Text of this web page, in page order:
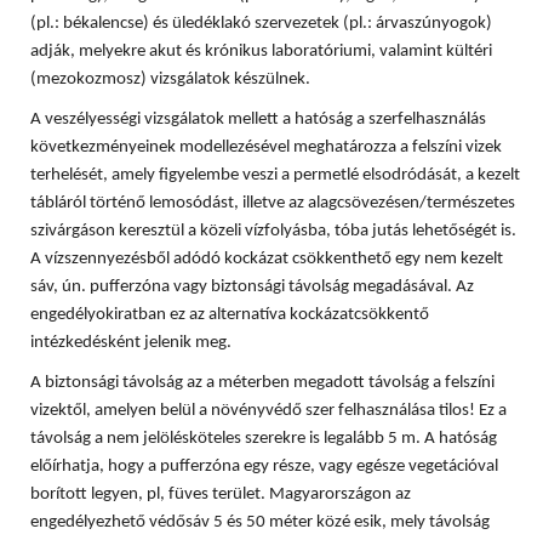
(pl.: békalencse) és üledéklakó szervezetek (pl.: árvaszúnyogok)
adják, melyekre akut és krónikus laboratóriumi, valamint kültéri
(mezokozmosz) vizsgálatok készülnek.
A veszélyességi vizsgálatok mellett a hatóság a szerfelhasználás
következményeinek modellezésével meghatározza a felszíni vizek
terhelését, amely figyelembe veszi a permetlé elsodródását, a kezelt
tábláról történő lemosódást, illetve az alagcsövezésen/természetes
szivárgáson keresztül a közeli vízfolyásba, tóba jutás lehetőségét is.
A vízszennyezésből adódó kockázat csökkenthető egy nem kezelt
sáv, ún. pufferzóna vagy biztonsági távolság megadásával. Az
engedélyokiratban ez az alternatíva kockázatcsökkentő
intézkedésként jelenik meg.
A biztonsági távolság az a méterben megadott távolság a felszíni
vizektől, amelyen belül a növényvédő szer felhasználása tilos! Ez a
távolság a nem jelölésköteles szerekre is legalább 5 m. A hatóság
előírhatja, hogy a pufferzóna egy része, vagy egésze vegetációval
borított legyen, pl, füves terület. Magyarországon az
engedélyezhető védősáv 5 és 50 méter közé esik, mely távolság